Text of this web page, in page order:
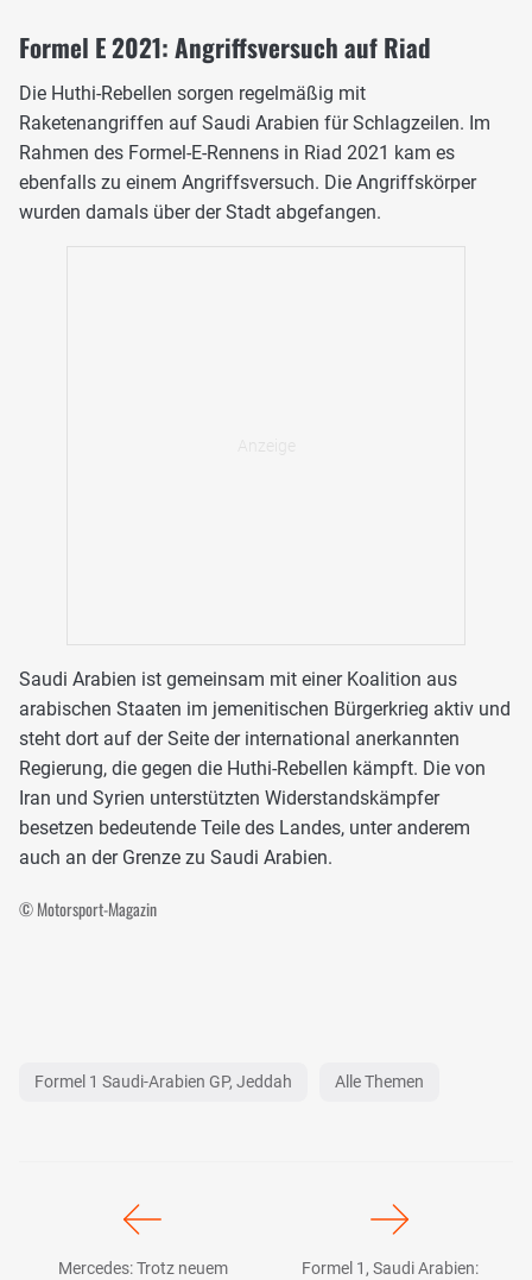
Formel E 2021: Angriffsversuch auf Riad
Die Huthi-Rebellen sorgen regelmäßig mit
Raketenangriffen auf Saudi Arabien für Schlagzeilen. Im
Rahmen des Formel-E-Rennens in Riad 2021 kam es
ebenfalls zu einem Angriffsversuch. Die Angriffskörper
wurden damals über der Stadt abgefangen.
Saudi Arabien ist gemeinsam mit einer Koalition aus
arabischen Staaten im jemenitischen Bürgerkrieg aktiv und
steht dort auf der Seite der international anerkannten
Regierung, die gegen die Huthi-Rebellen kämpft. Die von
Iran und Syrien unterstützten Widerstandskämpfer
besetzen bedeutende Teile des Landes, unter anderem
auch an der Grenze zu Saudi Arabien.
© Motorsport-Magazin
Formel 1 Saudi-Arabien GP, Jeddah Alle Themen
Mercedes: Trotz neuem
Formel 1, Saudi Arabien: